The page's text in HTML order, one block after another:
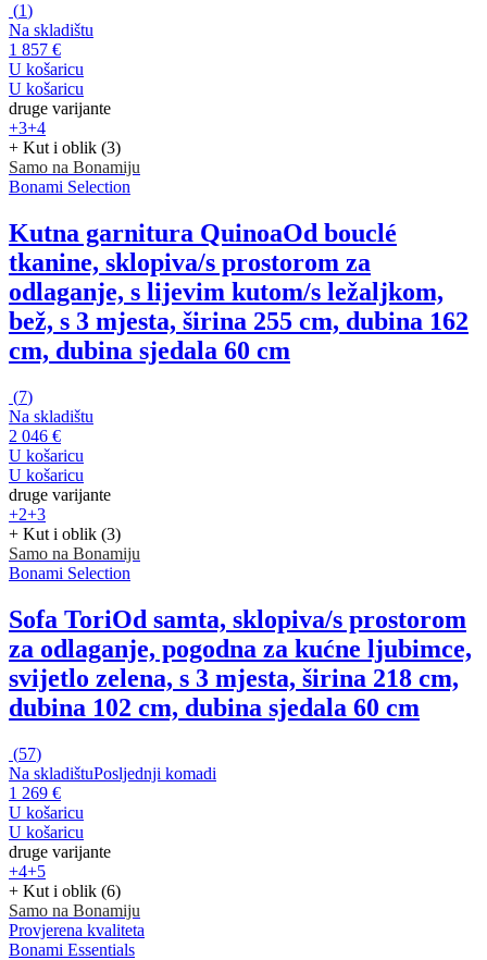
(1)
Na skladištu
1 857 €
U košaricu
U košaricu
druge varijante
+3+4
+ Kut i oblik (3)
Samo na Bonamiju
Bonami Selection
Kutna garnitura QuinoaOd bouclé
tkanine, sklopiva/s prostorom za
odlaganje, s lijevim kutom/s ležaljkom,
bež, s 3 mjesta, širina 255 cm, dubina 162
cm, dubina sjedala 60 cm
(7)
Na skladištu
2 046 €
U košaricu
U košaricu
druge varijante
+2+3
+ Kut i oblik (3)
Samo na Bonamiju
Bonami Selection
Sofa ToriOd samta, sklopiva/s prostorom
za odlaganje, pogodna za kućne ljubimce,
svijetlo zelena, s 3 mjesta, širina 218 cm,
dubina 102 cm, dubina sjedala 60 cm
(57)
Na skladištuPosljednji komadi
1 269 €
U košaricu
U košaricu
druge varijante
+4+5
+ Kut i oblik (6)
Samo na Bonamiju
Provjerena kvaliteta
Bonami Essentials